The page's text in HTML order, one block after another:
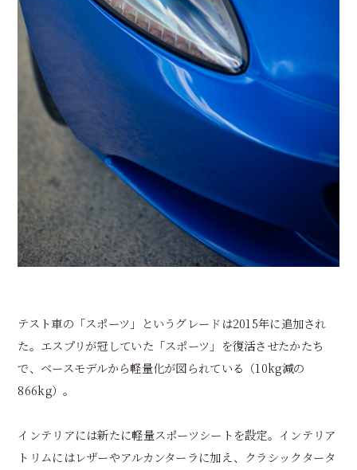
テスト車の「スポーツ」というグレードは2015年に追加され
た。エスプリが冠していた「スポーツ」を復活させたかたち
で、ベースモデルから軽量化が図られている（10kg減の
866kg）。
インテリアには新たに軽量スポーツシートを設定。インテリア
トリムにはレザーやアルカンターラに加え、クラシックタータ